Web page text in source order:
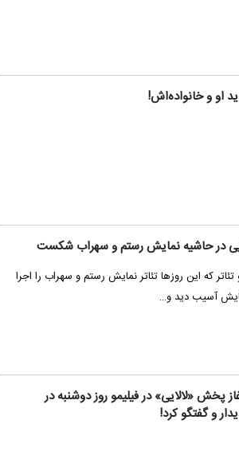
او و خانواده‌اش!
در حاشیه نمایش رستم و سهراب شکست
تئاتر که این روزها تئاتر نمایش رستم و سهراب را اجرا
آسیب دید و…
پخش «لالایی» در فیلیمو روز دوشنبه در
و گفتگو کرد!